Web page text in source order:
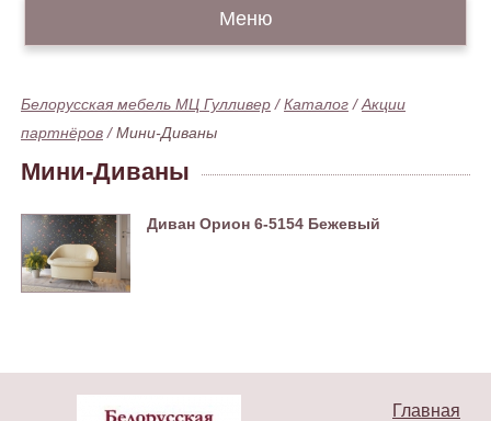
Меню
Белорусская мебель МЦ Гулливер /Каталог /Акции
партнёров /Мини-Диваны
Мини-Диваны
Диван Орион 6-5154 Бежевый
Главная